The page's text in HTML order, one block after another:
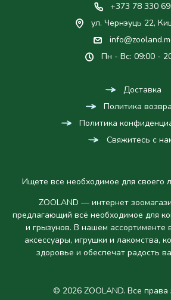
+373 78 330
ул. Чернэуць 22,
Пн - Вс: 09:00 -
Доставка
Политика
Политика
Свяжитесь с
Ищете все необходимое для своего
ZOOLAND — интернет
предлагающий всё необходимое для
и грызунов. В нашем ассортименте
аксессуары, игрушки и лакомства,
здоровье и обеспечат радость
© 2026 ZOOLAND. Все